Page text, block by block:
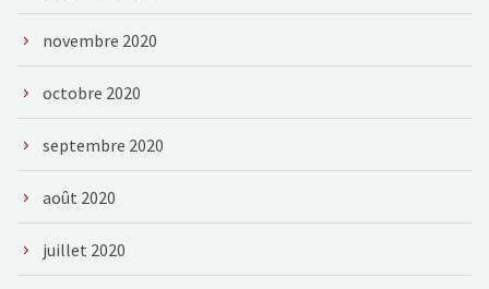
novembre 2020
octobre 2020
septembre 2020
août 2020
juillet 2020